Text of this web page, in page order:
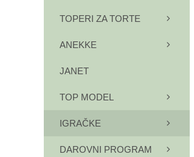
TOPERI ZA TORTE
ANEKKE
JANET
TOP MODEL
IGRAČKE
DAROVNI PROGRAM